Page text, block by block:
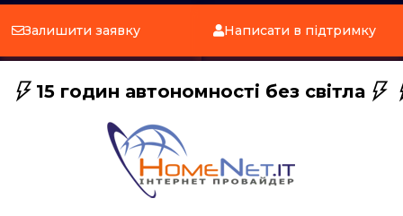
Залишити заявку Написати в підтримку
15 годин автономності без світла